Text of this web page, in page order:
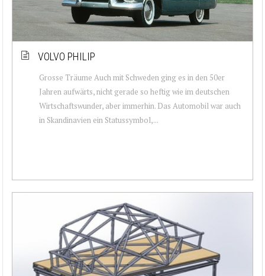
VOLVO PHILIP
Grosse Träume Auch mit Schweden ging es in den 50er
Jahren aufwärts, nicht gerade so heftig wie im deutschen
Wirtschaftswunder, aber immerhin. Das Automobil war auch
in Skandinavien ein Statussymbol,...